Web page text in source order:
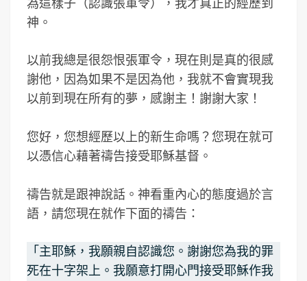
神。
以前我總是很怨恨張軍令，現在則是真的很感
謝他，因為如果不是因為他，我就不會實現我
以前到現在所有的夢，感謝主！謝謝大家！
您好，您想經歷以上的新生命嗎？您現在就可
以憑信心藉著禱告接受耶穌基督。
禱告就是跟神說話。神看重內心的態度過於言
語，請您現在就作下面的禱告：
「主耶穌，我願親自認識您。謝謝您為我的罪
死在十字架上。我願意打開心門接受耶穌作我